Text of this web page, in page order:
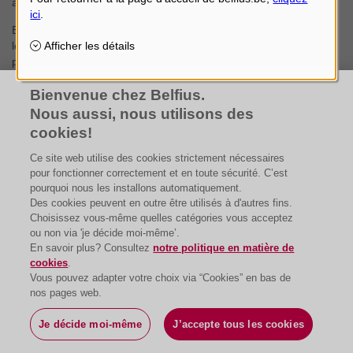
En tant que titulaire de profession libérale, protégé par la loi sur
les nouvelles implantations, vous bénéficiez d'un financement
plus flexible :
une durée plus importante : entre 10 et 12 ans (contre max. 7
et moins d'apport de fonds propres : 15 % du prix de la reprise
Bienvenue chez Belfius.
Nous aussi, nous utilisons des
cookies!
Ce site web utilise des cookies strictement nécessaires
pour fonctionner correctement et en toute sécurité. C’est
pourquoi nous les installons automatiquement.
Des cookies peuvent en outre être utilisés à d'autres fins.
Choisissez vous-même quelles catégories vous acceptez
ou non via 'je décide moi-même’.
En savoir plus? Consulteznotre politique en matière de
cookies.
Vous pouvez adapter votre choix via “Cookies” en bas de
nos pages web.
Je décide moi-même J’accepte tous les cookies